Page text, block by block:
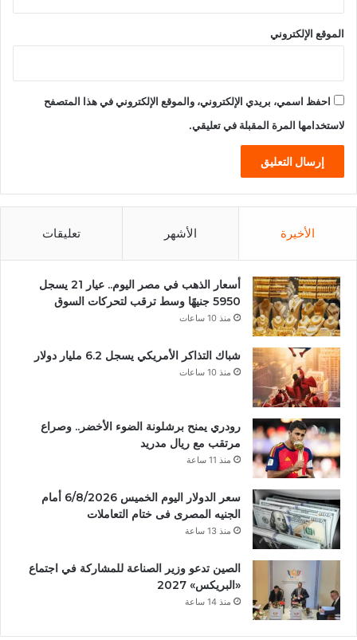
الموقع الإلكتروني
احفظ اسمي، بريدي الإلكتروني، والموقع الإلكتروني في هذا المتصفح
لاستخدامها المرة المقبلة في تعليقي.
الأخيرة الأشهر تعليقات
أسعار الذهب في مصر اليوم.. عيار 21 يسجل
5950 جنيهًا وسط ترقب لتحركات السوق
منذ 10 ساعات
شباك التذاكر الأمريكي يسجل 6.2 مليار دولار
منذ 10 ساعات
رودري يمنح برشلونة الضوء الأخضر.. وصراع
مرتقب مع ريال مدريد
منذ 11 ساعة
سعر الدولار اليوم الخميس 6/8/2026 أمام
الجنيه المصرى فى ختام التعاملات
منذ 13 ساعة
الصين تدعو وزير الصناعة للمشاركة في اجتماع
«البريكس» 2027
منذ 14 ساعة